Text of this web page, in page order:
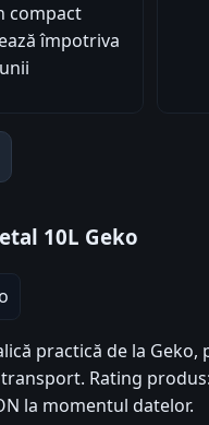
compact
împotriva
10L Geko
practică de la
Rating
la momentul datelor.